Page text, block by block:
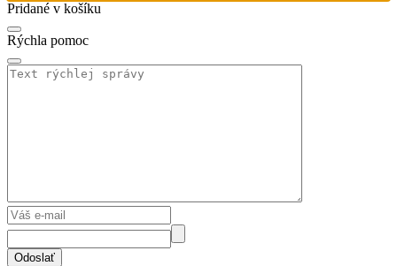
Pridané v košíku
Rýchla pomoc
Odoslať